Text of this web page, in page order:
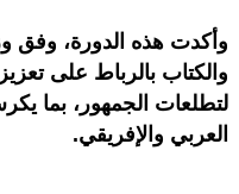
وأكدت هذه الدورة، وفق
والكتاب بالرباط على
لتطلعات الجمهور، بما
العربي والإفريقي.